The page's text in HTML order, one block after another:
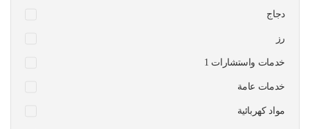
دجاج
رز
1 خدمات واستشارات
خدمات عامة
مواد كهربائية